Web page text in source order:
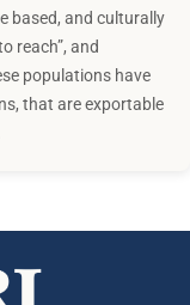
based, and culturally
reach”, and
populations have
that are exportable